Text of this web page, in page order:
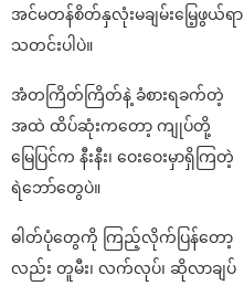
အင်မတန်စိတ်နှလုံးမချမ်းမြေ့ဖွယ်ရာ
သတင်းပါပဲ။
အံတကြိတ်ကြိတ်နဲ့ ခံစားရခက်တဲ့
အထဲ ထိပ်ဆုံးကတော့ ကျုပ်တို့
မြေပြင်က နီးနီး၊ ဝေးဝေးမှာရှိကြတဲ့
ရဲဘော်တွေပဲ။
ဓါတ်ပုံတွေကို ကြည့်လိုက်ပြန်တော့
လည်း တူမီး၊ လက်လုပ်၊ ဆိုလာချပ်